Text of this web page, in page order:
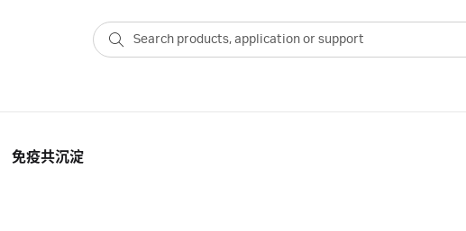
免疫共沉淀